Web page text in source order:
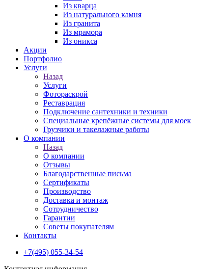
Из кварца
Из натурального камня
Из гранита
Из мрамора
Из оникса
Акции
Портфолио
Услуги
Назад
Услуги
Фотораскрой
Реставрация
Подключение сантехники и техники
Специальные крепёжные системы для моек
Грузчики и такелажные работы
О компании
Назад
О компании
Отзывы
Благодарственные письма
Сертификаты
Производство
Доставка и монтаж
Сотрудничество
Гарантии
Советы покупателям
Контакты
+7(495) 055-34-54